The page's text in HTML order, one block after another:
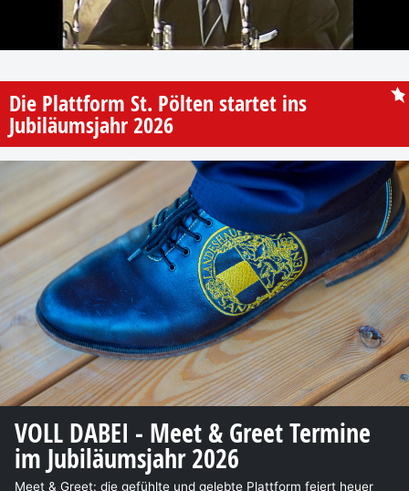
Die Plattform St. Pölten startet ins
Jubiläumsjahr 2026
VOLL DABEI - Meet & Greet Termine
im Jubiläumsjahr 2026
Meet & Greet: die gefühlte und gelebte Plattform feiert heuer